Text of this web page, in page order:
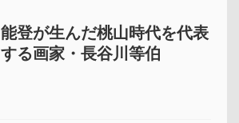
能登が生んだ桃山時代を代表
する画家・長谷川等伯